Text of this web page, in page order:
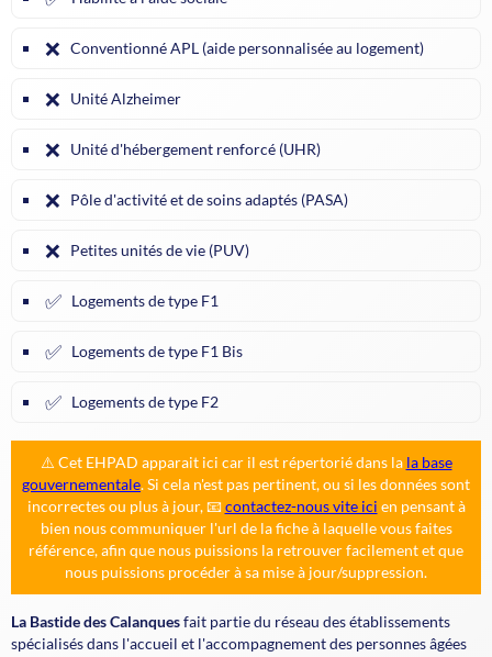
❌ Conventionné APL (aide personnalisée au logement)
❌ Unité Alzheimer
❌ Unité d'hébergement renforcé (UHR)
❌ Pôle d'activité et de soins adaptés (PASA)
❌ Petites unités de vie (PUV)
✅ Logements de type F1
✅ Logements de type F1 Bis
✅ Logements de type F2
⚠️ Cet EHPAD apparait ici car il est répertorié dans la la base
gouvernementale. Si cela n'est pas pertinent, ou si les données sont
incorrectes ou plus à jour, 📧contactez-nous vite ici en pensant à
bien nous communiquer l'url de la fiche à laquelle vous faites
référence, afin que nous puissions la retrouver facilement et que
nous puissions procéder à sa mise à jour/suppression.
La Bastide des Calanquesfait partie du réseau des établissements
spécialisés dans l'accueil et l'accompagnement des personnes âgées